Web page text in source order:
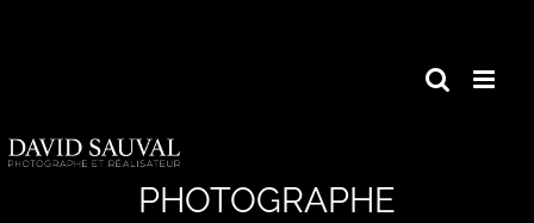
PHOTOGRAPHE